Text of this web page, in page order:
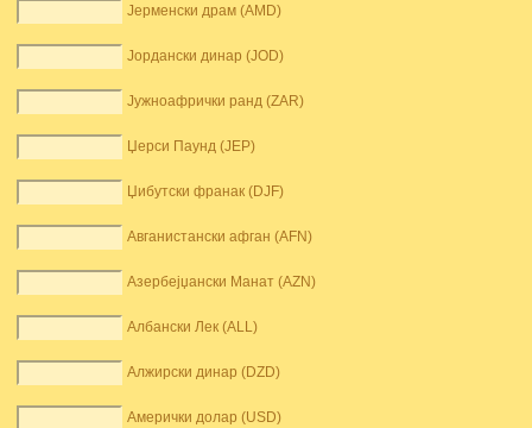
Јерменски драм (AMD)
Јордански динар (JOD)
Јужноафрички ранд (ZAR)
Џерси Паунд (JEP)
Џибутски франак (DJF)
Авганистански афган (AFN)
Азербејџански Манат (AZN)
Албански Лек (ALL)
Алжирски динар (DZD)
Амерички долар (USD)